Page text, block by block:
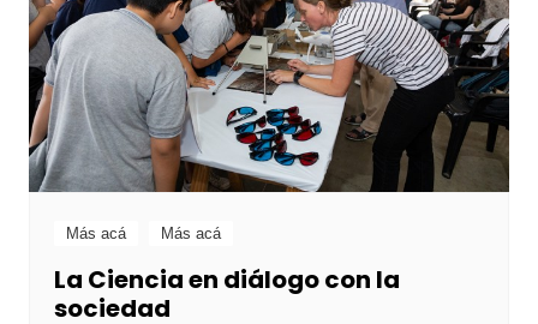
Más acá Más acá
La Ciencia en diálogo con la
sociedad